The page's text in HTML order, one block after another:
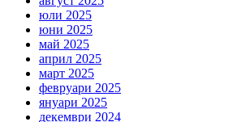
юли 2025
юни 2025
май 2025
април 2025
март 2025
февруари 2025
януари 2025
декември 2024